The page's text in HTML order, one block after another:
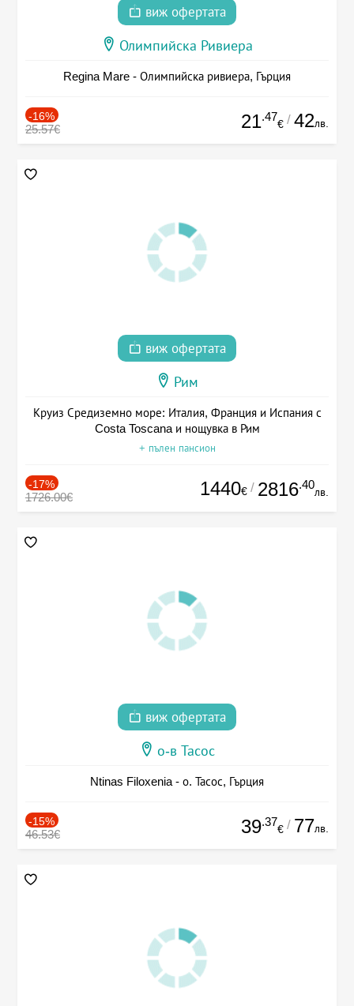
виж офертата
Олимпийска Ривиера
Regina Mare - Олимпийска ривиера, Гърция
-16%
25.57€ 21.47
€ / 42лв.
виж офертата
Рим
Круиз Средиземно море: Италия, Франция и Испания с
Costa Toscana и нощувка в Рим
+ пълен пансион
-17%
1726.00€ 1440€ / 2816.40
лв.
виж офертата
о-в Тасос
Ntinas Filoxenia - о. Тасос, Гърция
-15%
46.53€ 39.37
€ / 77лв.